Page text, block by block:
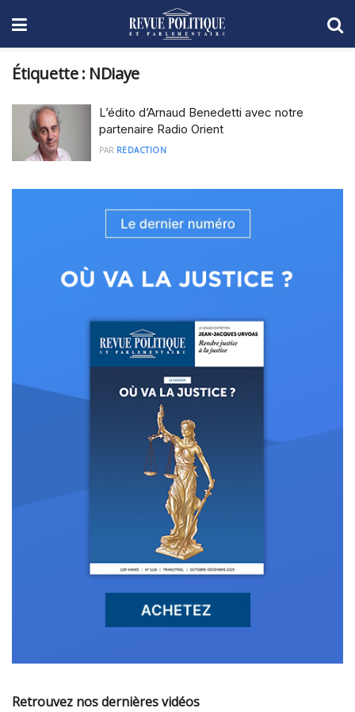
Étiquette : NDiaye
L’édito d’Arnaud Benedetti avec notre
partenaire Radio Orient
PAR REDACTION
Retrouvez nos dernières vidéos